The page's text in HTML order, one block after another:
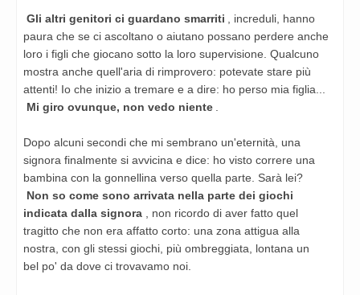
Gli altri genitori ci guardano smarriti
, increduli, hanno
paura che se ci ascoltano o aiutano possano perdere anche
loro i figli che giocano sotto la loro supervisione. Qualcuno
mostra anche quell'aria di rimprovero: potevate stare più
attenti! Io che inizio a tremare e a dire: ho perso mia figlia...
Mi giro ovunque, non vedo niente
Dopo alcuni secondi che mi sembrano un'eternità, una
signora finalmente si avvicina e dice: ho visto correre una
bambina con la gonnellina verso quella parte. Sarà lei?
Non so come sono arrivata nella parte dei giochi
indicata dalla signora
, non ricordo di aver fatto quel
tragitto che non era affatto corto: una zona attigua alla
nostra, con gli stessi giochi, più ombreggiata, lontana un
bel po' da dove ci trovavamo noi.